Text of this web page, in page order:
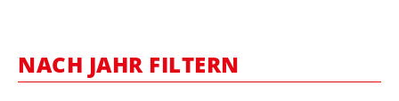
NACH JAHR FILTERN